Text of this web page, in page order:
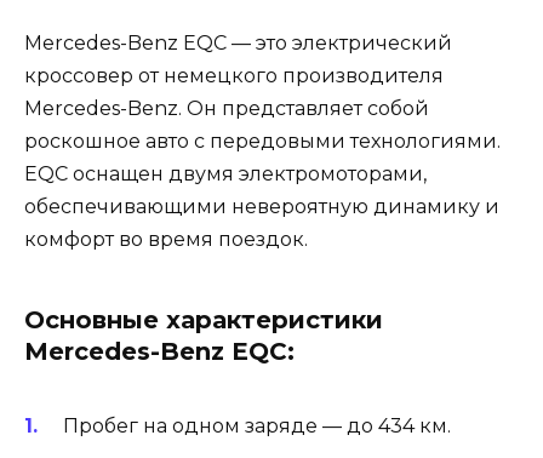
Mercedes-Benz EQC — это электрический
кроссовер от немецкого производителя
Mercedes-Benz. Он представляет собой
роскошное авто с передовыми технологиями.
EQC оснащен двумя электромоторами,
обеспечивающими невероятную динамику и
комфорт во время поездок.
Основные характеристики
Mercedes-Benz EQC:
Пробег на одном заряде — до 434 км.